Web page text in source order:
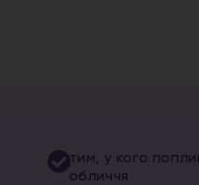
тим, у кого
обличчя